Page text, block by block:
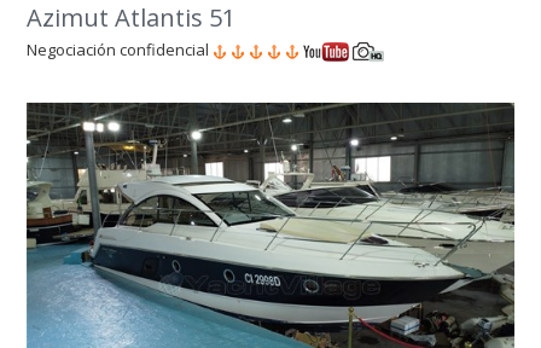
Azimut Atlantis 51
Negociación confidencial